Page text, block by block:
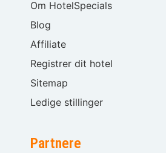
Om HotelSpecials
Blog
Affiliate
Registrer dit hotel
Sitemap
Ledige stillinger
Partnere